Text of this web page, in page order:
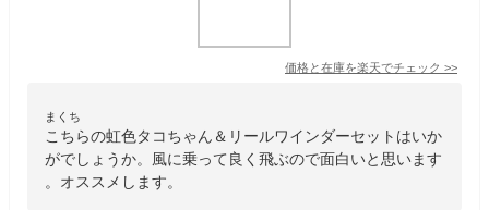
価格と在庫を楽天でチェック >>
まくち
こちらの虹色タコちゃん＆リールワインダーセットはいか
がでしょうか。風に乗って良く飛ぶので面白いと思います
。オススメします。